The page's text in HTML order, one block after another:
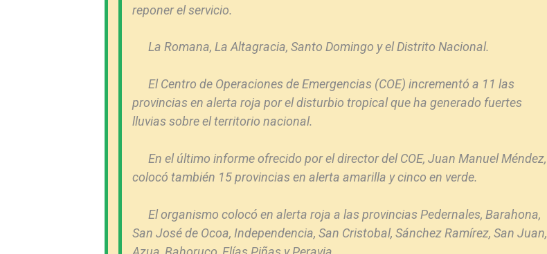
reponer el servicio.
La Romana, La Altagracia, Santo Domingo y el Distrito Nacional.
El Centro de Operaciones de Emergencias (COE) incrementó a 11 las
provincias en alerta roja por el disturbio tropical que ha generado fuertes
lluvias sobre el territorio nacional.
En el último informe ofrecido por el director del COE, Juan Manuel Méndez,
colocó también 15 provincias en alerta amarilla y cinco en verde.
El organismo colocó en alerta roja a las provincias Pedernales, Barahona,
San José de Ocoa, Independencia, San Cristobal, Sánchez Ramírez, San Juan,